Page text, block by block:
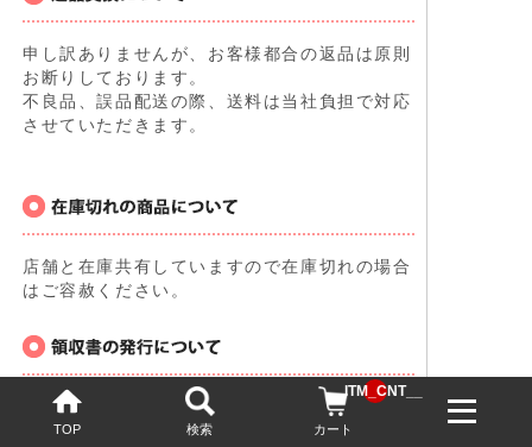
TOP 検索 カート
__ITM_CNT__
申し訳ありませんが、お客様都合の返品は原則
お断りしております。
不良品、誤品配送の際、送料は当社負担で対応
させていただきます。
店舗と在庫共有していますので在庫切れの場合
はご容赦ください。
コチラをご覧ください。